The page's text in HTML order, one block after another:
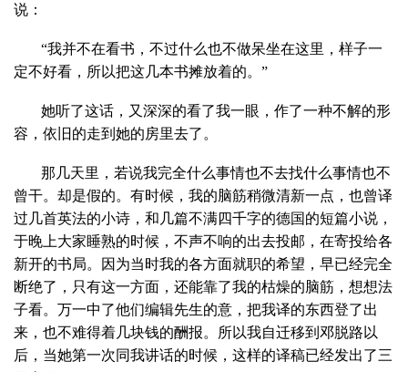
说：
“我并不在看书，不过什么也不做呆坐在这里，样子一
定不好看，所以把这几本书摊放着的。”
她听了这话，又深深的看了我一眼，作了一种不解的形
容，依旧的走到她的房里去了。
那几天里，若说我完全什么事情也不去找什么事情也不
曾干。却是假的。有时候，我的脑筋稍微清新一点，也曾译
过几首英法的小诗，和几篇不满四千字的德国的短篇小说，
于晚上大家睡熟的时候，不声不响的出去投邮，在寄投给各
新开的书局。因为当时我的各方面就职的希望，早已经完全
断绝了，只有这一方面，还能靠了我的枯燥的脑筋，想想法
子看。万一中了他们编辑先生的意，把我译的东西登了出
来，也不难得着几块钱的酬报。所以我自迁移到邓脱路以
后，当她第一次同我讲话的时候，这样的译稿已经发出了三